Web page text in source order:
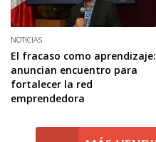
NOTICIAS
El fracaso como aprendizaje:
anuncian encuentro para
fortalecer la red
emprendedora